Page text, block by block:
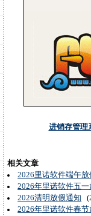
进销存管理
相关文章
2026里诺软件端午
2026年里诺软件五
2026清明放假通知
2026年里诺软件春